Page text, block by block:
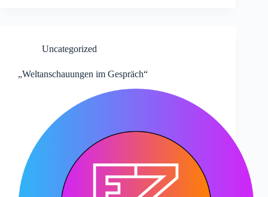
Uncategorized
„Weltanschauungen im Gespräch“